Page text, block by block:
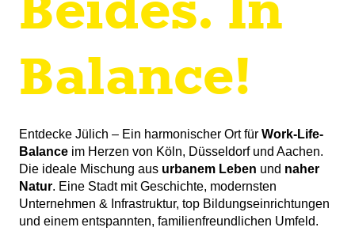
Balance!
Entdecke Jülich – Ein harmonischer Ort für Work-Life-
Balance im Herzen von Köln, Düsseldorf und Aachen.
Die ideale Mischung aus urbanem Leben und naher
Natur. Eine Stadt mit Geschichte, modernsten
Unternehmen & Infrastruktur, top Bildungseinrichtungen
und einem entspannten, familienfreundlichen Umfeld.